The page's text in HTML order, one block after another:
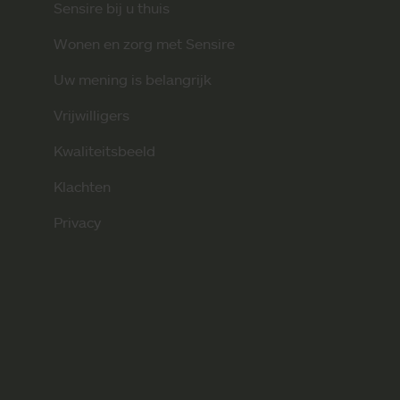
Sensire bij u thuis
Wonen en zorg met Sensire
Uw mening is belangrijk
Vrijwilligers
Kwaliteitsbeeld
Klachten
Privacy